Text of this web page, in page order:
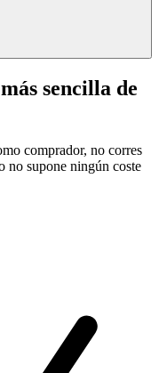
sencilla de
comprador, no corres
no supone ningún coste